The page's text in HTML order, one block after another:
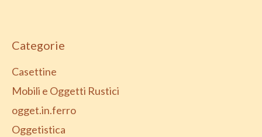
Categorie
Casettine
Mobili e Oggetti Rustici
ogget.in.ferro
Oggetistica